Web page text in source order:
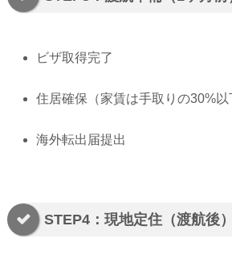
ビザ取得完了
住居確保（家賃は手取りの30%以
海外転出届提出
STEP4：現地定住（渡航後）